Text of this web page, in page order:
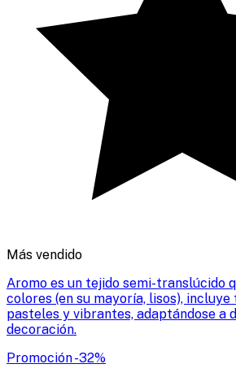
Más vendido
Aromo es un tejido semi-translúcido
colores (en su mayoría, lisos), incluye
pasteles y vibrantes, adaptándose a
decoración.
Promoción-32%